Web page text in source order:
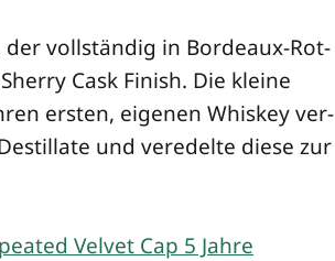
voll­stän­dig in Bor­deaux-Rot­
Cask Finish. Die klei­ne
ers­ten, eige­nen Whis­key ver­
und ver­edel­te die­se zur